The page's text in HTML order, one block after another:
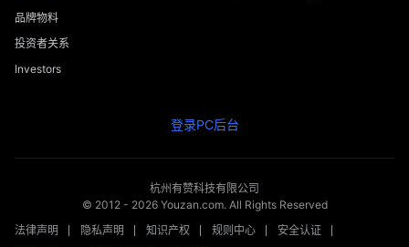
品牌物料
投资者关系
Investors
登录PC后台
杭州有赞科技有限公司
© 2012 - 2026Youzan.com. All Rights Reserved
法律声明
隐私声明 知识产权 规则中心
安全认证